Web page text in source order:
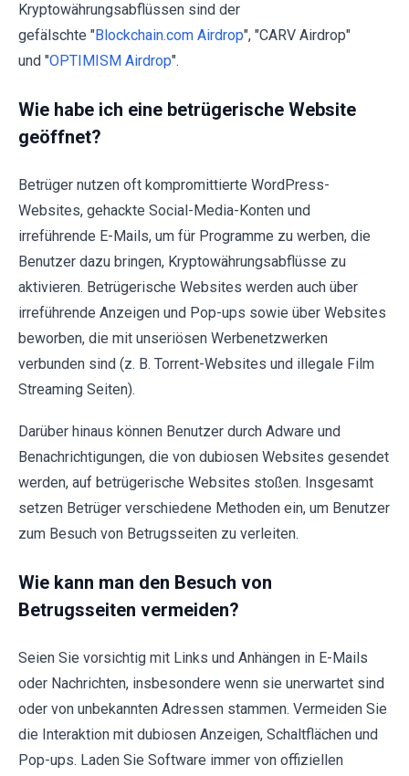
Kryptowährungsabflüssen sind der
gefälschte "Blockchain.com Airdrop", "CARV Airdrop"
und "OPTIMISM Airdrop".
Wie habe ich eine betrügerische Website
geöffnet?
Betrüger nutzen oft kompromittierte WordPress-
Websites, gehackte Social-Media-Konten und
irreführende E-Mails, um für Programme zu werben, die
Benutzer dazu bringen, Kryptowährungsabflüsse zu
aktivieren. Betrügerische Websites werden auch über
irreführende Anzeigen und Pop-ups sowie über Websites
beworben, die mit unseriösen Werbenetzwerken
verbunden sind (z. B. Torrent-Websites und illegale Film
Streaming Seiten).
Darüber hinaus können Benutzer durch Adware und
Benachrichtigungen, die von dubiosen Websites gesendet
werden, auf betrügerische Websites stoßen. Insgesamt
setzen Betrüger verschiedene Methoden ein, um Benutzer
zum Besuch von Betrugsseiten zu verleiten.
Wie kann man den Besuch von
Betrugsseiten vermeiden?
Seien Sie vorsichtig mit Links und Anhängen in E-Mails
oder Nachrichten, insbesondere wenn sie unerwartet sind
oder von unbekannten Adressen stammen. Vermeiden Sie
die Interaktion mit dubiosen Anzeigen, Schaltflächen und
Pop-ups. Laden Sie Software immer von offiziellen